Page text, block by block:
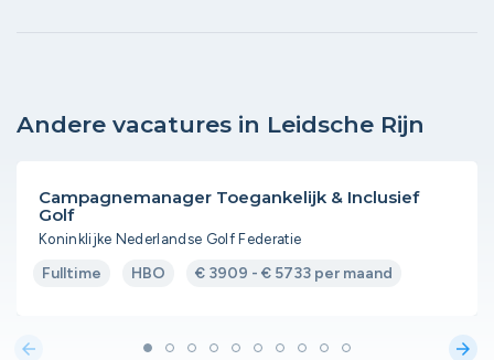
Andere vacatures in Leidsche Rijn
Campagnemanager Toegankelijk & Inclusief
Golf
Koninklijke Nederlandse Golf Federatie
Fulltime HBO € 3909 - € 5733 per maand
arrow_back arrow_forward